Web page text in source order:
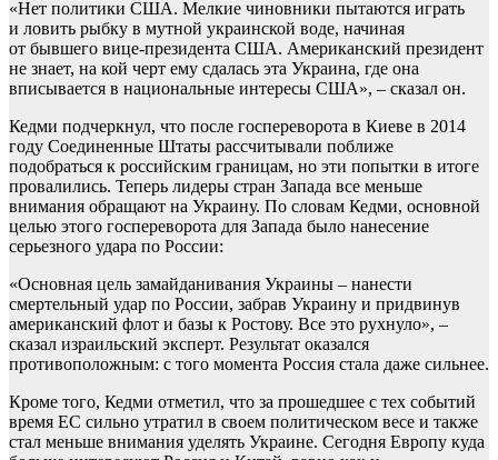
«Нет политики США. Мелкие чиновники пытаются играть
и ловить рыбку в мутной украинской воде, начиная
от бывшего вице-президента США. Американский президент
не знает, на кой черт ему сдалась эта Украина, где она
вписывается в национальные интересы США», – сказал он.
Кедми подчеркнул, что после госпереворота в Киеве в 2014
году Соединенные Штаты рассчитывали поближе
подобраться к российским границам, но эти попытки в итоге
провалились. Теперь лидеры стран Запада все меньше
внимания обращают на Украину. По словам Кедми, основной
целью этого госпереворота для Запада было нанесение
серьезного удара по России:
«Основная цель замайданивания Украины – нанести
смертельный удар по России, забрав Украину и придвинув
американский флот и базы к Ростову. Все это рухнуло», –
сказал израильский эксперт. Результат оказался
противоположным: с того момента Россия стала даже сильнее.
Кроме того, Кедми отметил, что за прошедшее с тех событий
время ЕС сильно утратил в своем политическом весе и также
стал меньше внимания уделять Украине. Сегодня Европу куда